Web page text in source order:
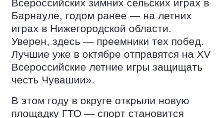
Всероссийских зимних сельских играх в
Барнауле, годом ранее — на летних
играх в Нижегородской области.
Уверен, здесь — преемники тех побед.
Лучшие уже в октябре отправятся на XV
Всероссийские летние игры защищать
честь Чувашии».
В этом году в округе открыли новую
площадку ГТО — спорт становится